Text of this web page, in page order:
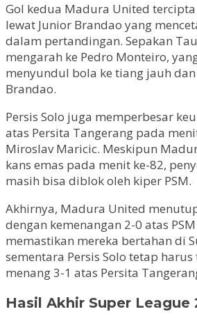
Gol kedua Madura United
lewat Junior Brandao yang
dalam pertandingan. Sepakan
mengarah ke Pedro Monteiro,
menyundul bola ke tiang jauh
Brandao.
Persis Solo juga memperbesar
atas Persita Tangerang pada
Miroslav Maricic. Meskipun
kans emas pada menit ke-82,
masih bisa diblok oleh kiper PSM.
Akhirnya, Madura United
dengan kemenangan 2-0 atas
memastikan mereka bertahan di
sementara Persis Solo tetap
menang 3-1 atas Persita
Hasil Akhir Super League